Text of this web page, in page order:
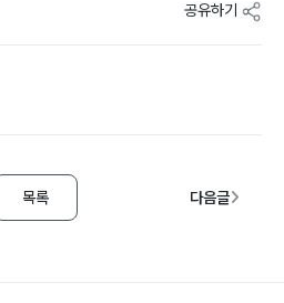
공유하기
목록 다음글